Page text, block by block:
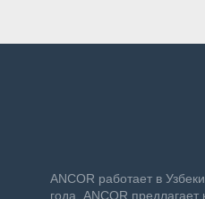
ANСOR работает в
года. ANCOR предлагает